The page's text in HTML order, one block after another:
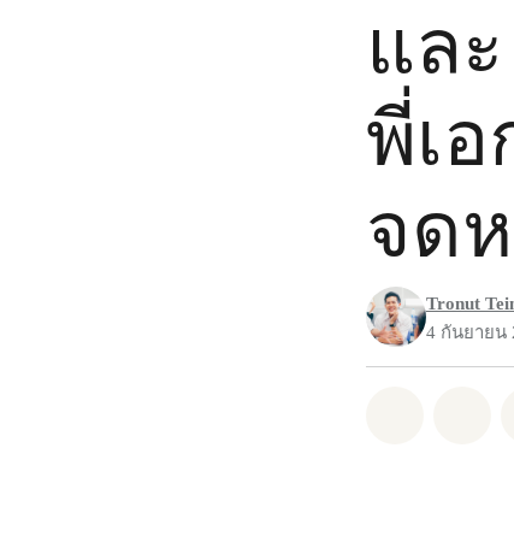
แล
พี่เ
จด
Tronut
4 กันยายน